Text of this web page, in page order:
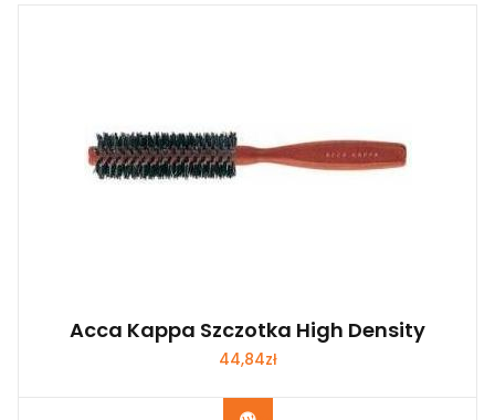
Acca Kappa Szczotka High Density
44,84zł